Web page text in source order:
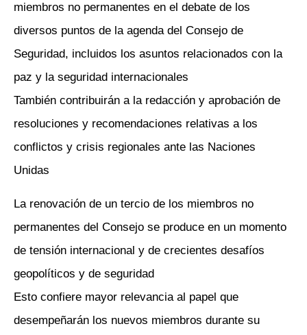
miembros no permanentes en el debate de los
diversos puntos de la agenda del Consejo de
Seguridad, incluidos los asuntos relacionados con la
paz y la seguridad internacionales
También contribuirán a la redacción y aprobación de
resoluciones y recomendaciones relativas a los
conflictos y crisis regionales ante las Naciones
Unidas
La renovación de un tercio de los miembros no
permanentes del Consejo se produce en un momento
de tensión internacional y de crecientes desafíos
geopolíticos y de seguridad
Esto confiere mayor relevancia al papel que
desempeñarán los nuevos miembros durante su